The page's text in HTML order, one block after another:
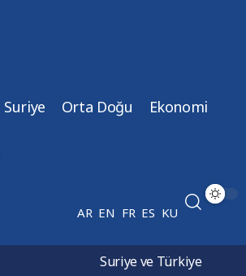
Suriye Orta Doğu Ekonomi
AR EN FR ES KU
Suriye ve Türkiye